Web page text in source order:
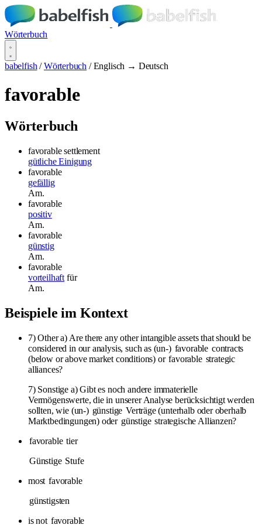
Wörterbuch
babelfish / Wörterbuch / Englisch → Deutsch
favorable
Wörterbuch
favorable settlement
gütliche Einigung
favorable
gefällig
Am.
favorable
positiv
Am.
favorable
günstig
Am.
favorable
vorteilhaft für
Am.
Beispiele im Kontext
7) Other a) Are there any other intangible assets that should be
considered in our analysis, such as (un-) favorable contracts
(below or above market conditions) or favorable strategic
alliances?
7) Sonstige a) Gibt es noch andere immaterielle
Vermögenswerte, die in unserer Analyse berücksichtigt werden
sollten, wie (un-) günstige Verträge (unterhalb oder oberhalb
Marktbedingungen) oder günstige strategische Allianzen?
favorable tier
Günstige Stufe
most favorable
günstigsten
is not favorable